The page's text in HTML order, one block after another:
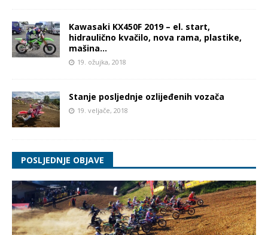
Kawasaki KX450F 2019 – el. start,
hidraulično kvačilo, nova rama, plastike,
mašina…
19. ožujka, 2018
Stanje posljednje ozlijeđenih vozača
19. veljače, 2018
POSLJEDNJE OBJAVE